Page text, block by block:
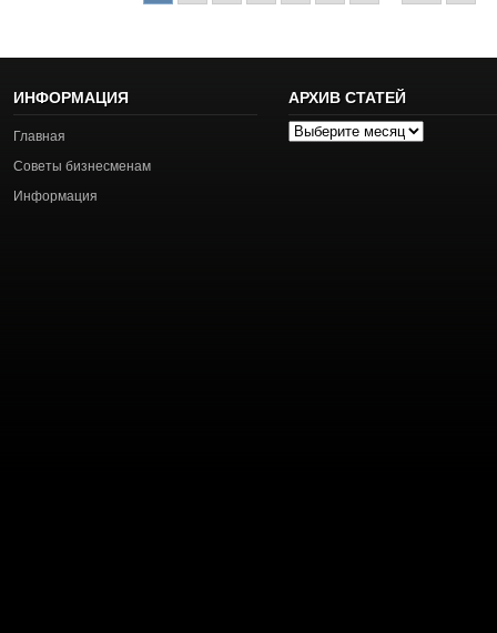
ИНФОРМАЦИЯ
Главная
Советы бизнесменам
Информация
АРХИВ СТАТЕЙ
Архив